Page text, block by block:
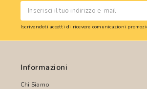
Iscrivendoti accetti di ricevere comunicazioni
Informazioni
Chi Siamo